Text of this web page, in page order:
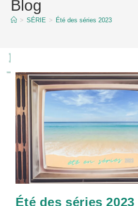
contentBlog
> SÉRIE > Été des séries 2023
Été des séries 2023